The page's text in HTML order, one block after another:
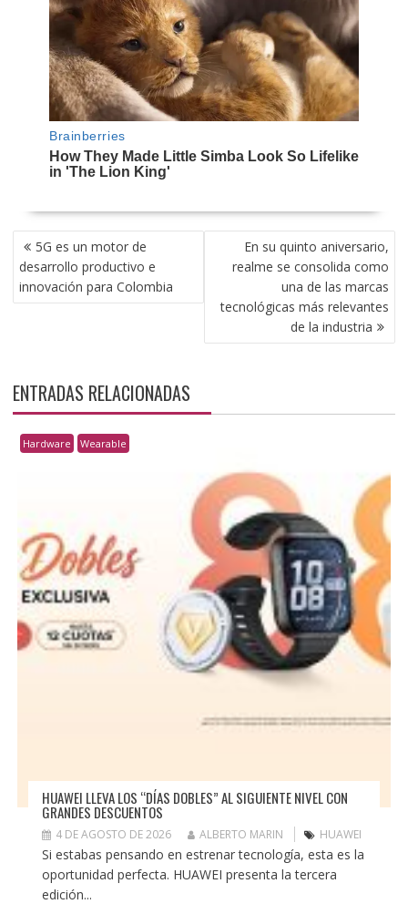
NAVEGACIÓN
DE
ENTRADAS
5G es un motor de
desarrollo productivo e
innovación para Colombia
En su quinto aniversario,
realme se consolida como
una de las marcas
tecnológicas más relevantes
de la industria
ENTRADAS RELACIONADAS
Hardware Wearable
HUAWEI LLEVA LOS “DÍAS DOBLES” AL SIGUIENTE NIVEL CON
GRANDES DESCUENTOS
4 DE AGOSTO DE 2026 ALBERTO MARIN HUAWEI
Si estabas pensando en estrenar tecnología, esta es la
oportunidad perfecta. HUAWEI presenta la tercera
edición...